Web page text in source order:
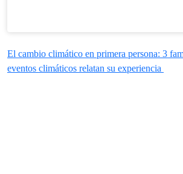
El cambio climático en primera persona: 3
eventos climáticos relatan su experiencia